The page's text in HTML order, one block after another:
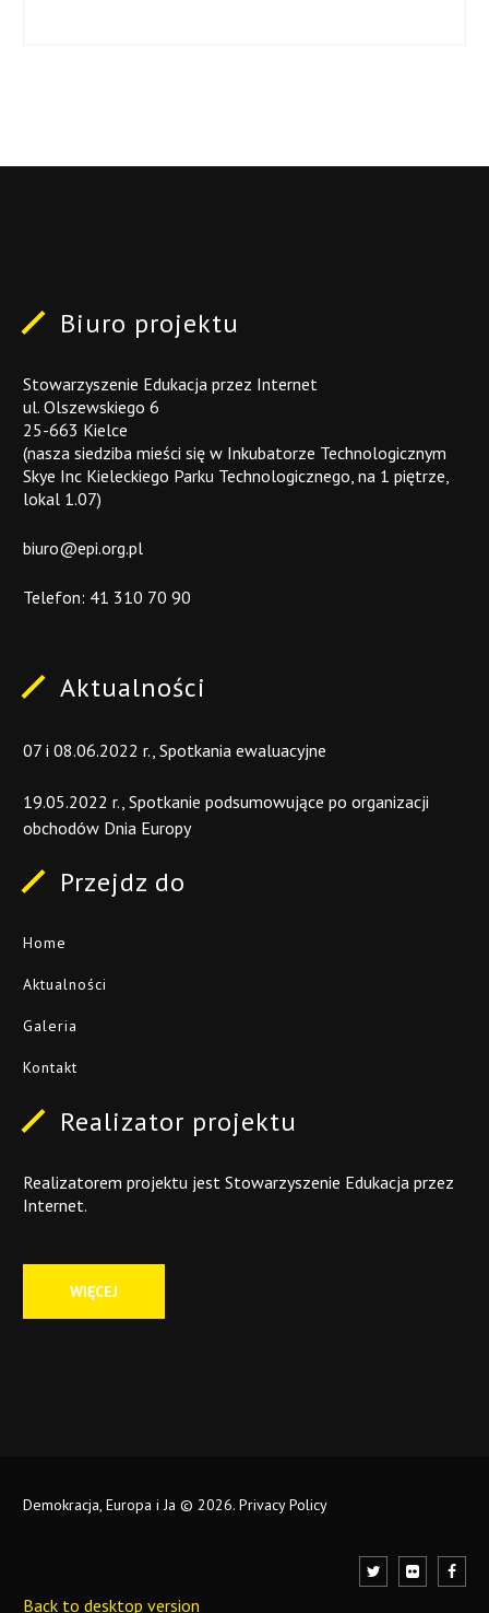
Biuro projektu
Stowarzyszenie Edukacja przez Internet
ul. Olszewskiego 6
25-663 Kielce
(nasza siedziba mieści się w Inkubatorze Technologicznym
Skye Inc Kieleckiego Parku Technologicznego, na 1 piętrze,
lokal 1.07)
biuro@epi.org.pl
Telefon: 41 310 70 90
Aktualności
07 i 08.06.2022 r., Spotkania ewaluacyjne
19.05.2022 r., Spotkanie podsumowujące po organizacji
obchodów Dnia Europy
Przejdz do
Home
Aktualności
Galeria
Kontakt
Realizator projektu
Realizatorem projektu jest Stowarzyszenie Edukacja przez
Internet.
WIĘCEJ
Demokracja, Europa i Ja © 2026. Privacy Policy
Back to desktop version